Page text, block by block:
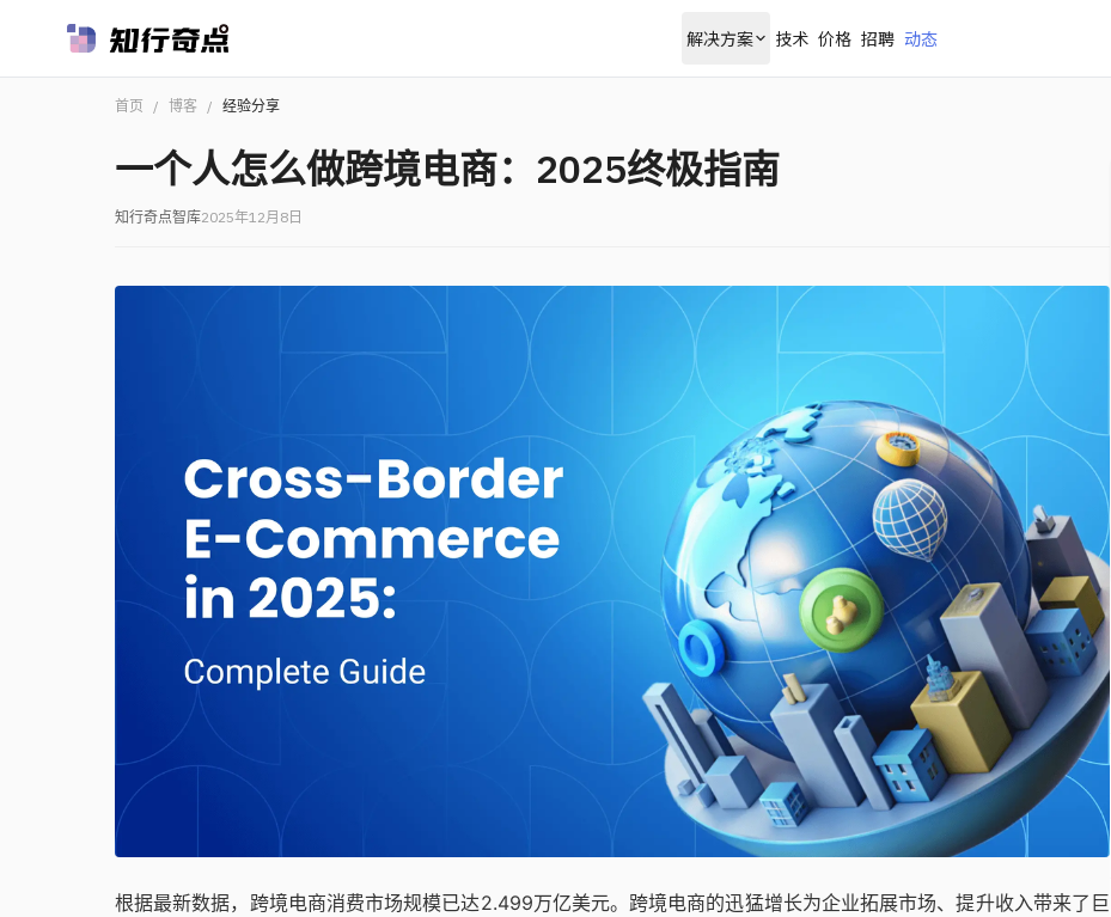
解决方案 技术 价格 招聘 动态
首页 / 博客 / 经验分享
一个人怎么做跨境电商：2025终极指南
知行奇点智库2025年12月8日
根据最新数据，跨境电商消费市场规模已达2.499万亿美元。跨境电商的迅猛增长为企业拓展市场、提升收入带来了巨